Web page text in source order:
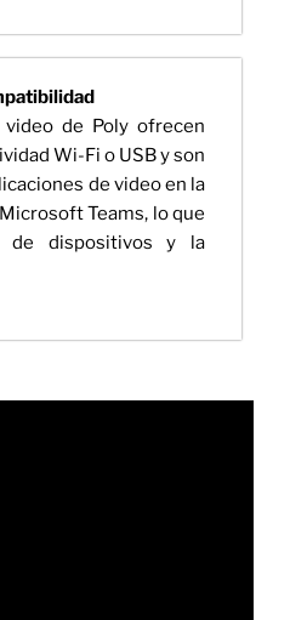
de Poly ofrecen
Wi-Fi o USB y son
de video en la
Teams, lo que
de dispositivos y la